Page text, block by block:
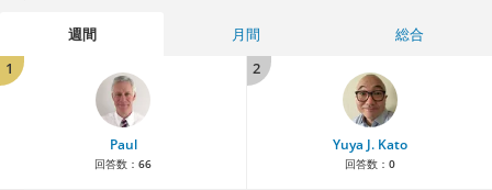
週間 月間
総合
1
Paul
回答数： 66
2
Yuya J. Kato
回答数： 0